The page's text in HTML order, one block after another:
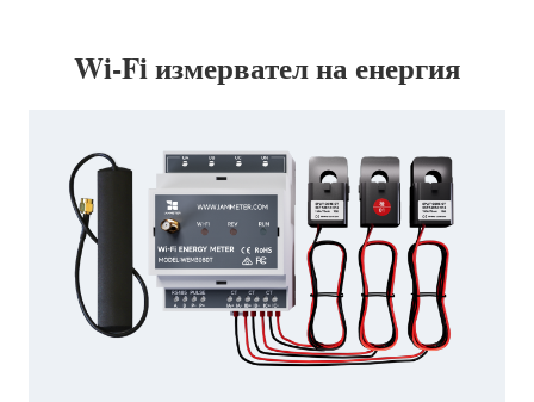
Wi-Fi измервател на енергия